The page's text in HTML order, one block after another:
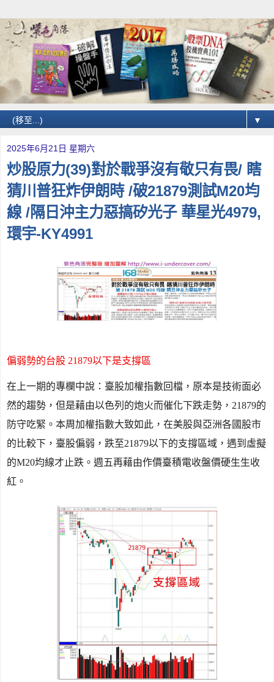
▼
2025年6月21日 星期六
炒股原力(39)對於戰爭沒有敬只有畏/ 瞎
猜川普狂炸伊朗時 /破21879測試M20均
線 /隔日沖主力惡搞矽光子 華星光4979,
環宇-KY4991
偏弱勢的台股 21879以下是支撐區
在上一期的專欄中說：臺股加權指數回檔，原本是技術面必
然的趨勢，但是藉由以色列的炮火而催化下跌走勢， 21879的
防守吃緊。本周加權指數大致如此，在美股與亞洲各國股市
的比較下，臺股偏弱，跌至21879以下的支撐區域，遇到虛擬
的M20均線才止跌。週五再藉由作價臺積電收盤價硬生生收
紅。